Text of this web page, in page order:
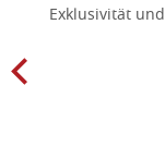
Exklusivität